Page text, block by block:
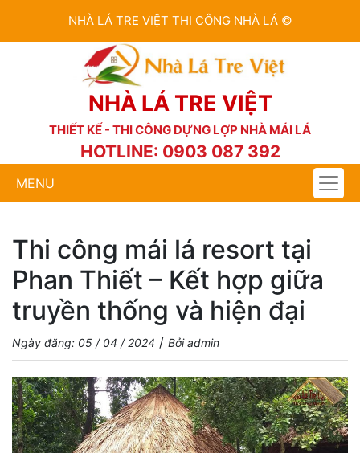
NHÀ LÁ TRE VIỆT THI CÔNG NHÀ LÁ ©
NHÀ LÁ TRE VIỆT
THIẾT KẾ - THI CÔNG DỰNG LỢP NHÀ MÁI LÁ
HOTLINE: 0903 087 392
MENU
Thi công mái lá resort tại
Phan Thiết – Kết hợp giữa
truyền thống và hiện đại
Ngày đăng: 05 / 04 / 2024 / Bởi admin